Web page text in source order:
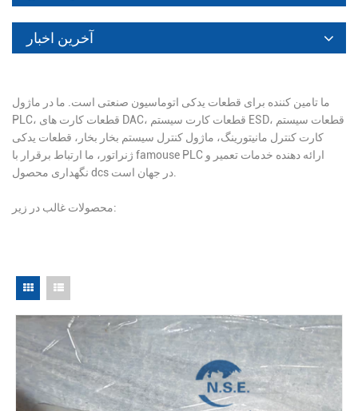
آخرین اخبار
ما تامین کننده برای قطعات یدکی اتوماسیون صنعتی است. ما در ماژول
PLC، قطعات کارت های DAC، قطعات کارت سیستم ESD، قطعات سیستم
کارت کنترل مانیتورینگ، ماژول کنترل سیستم بخار بخار، قطعات یدکی
ژنراتور، ما ارتباط برقرار با famouse PLC ارائه دهنده خدمات تعمیر و
محصولات غالب در زیر: